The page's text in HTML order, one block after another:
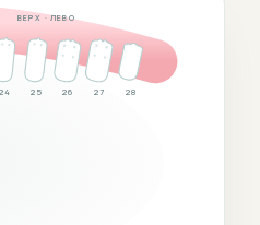
24 25 26 27 28
ВЕРХ · ЛЕВО